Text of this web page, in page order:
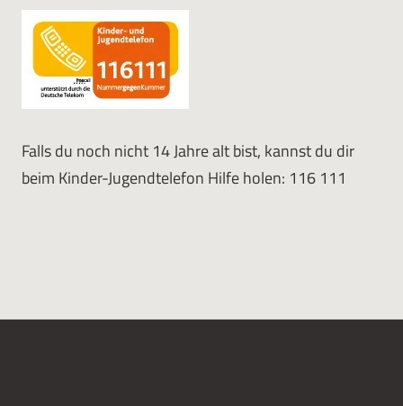
Falls du noch nicht 14 Jahre alt bist, kannst du dir
beim Kinder-Jugendtelefon Hilfe holen: 116 111